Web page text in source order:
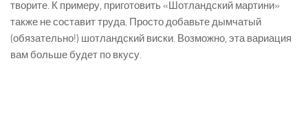
творите. К примеру, приготовить «Шотландский мартини»
также не составит труда. Просто добавьте дымчатый
(обязательно!) шотландский виски. Возможно, эта вариация
вам больше будет по вкусу.